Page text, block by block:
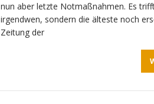
nun aber letzte Notmaßnahmen. Es
irgendwen, sondern die älteste noch
Zeitung der